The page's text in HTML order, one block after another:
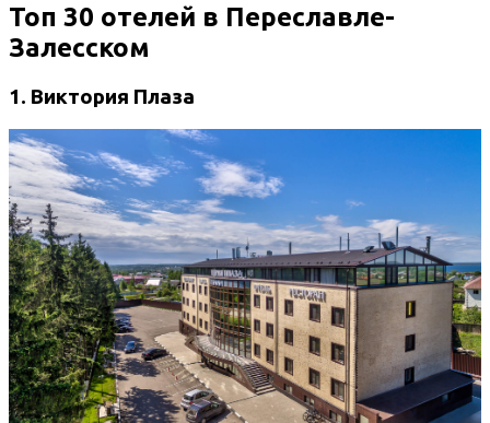
Топ 30 отелей в Переславле-
Залесском
1. Виктория Плаза